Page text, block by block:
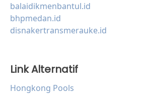
balaidikmenbantul.id
bhpmedan.id
disnakertransmerauke.id
Link Alternatif
Hongkong Pools